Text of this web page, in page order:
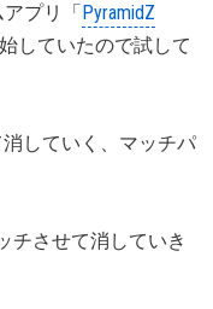
プリ「PyramidZ
していたので試して
していく、マッチパ
チさせて消していき